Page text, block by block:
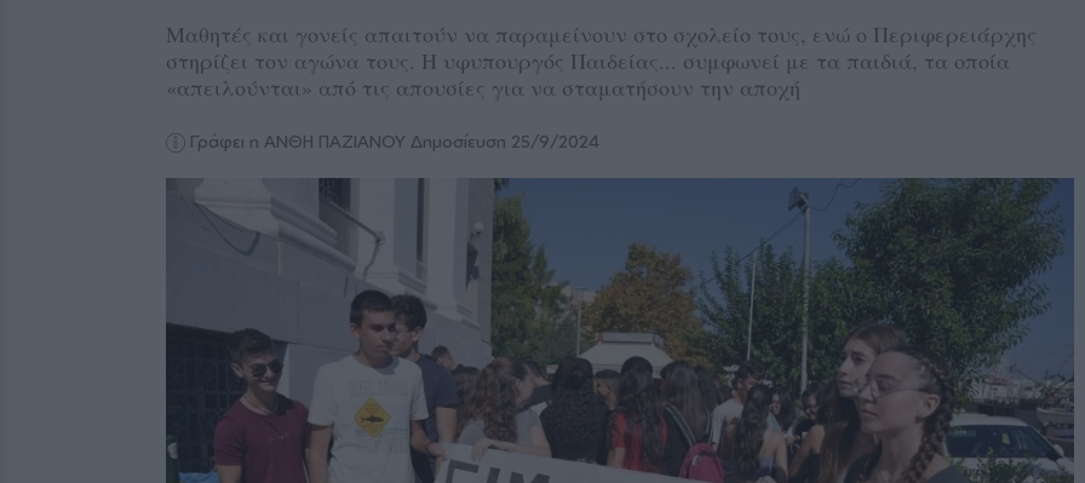
Μαθητές και γονείς απαιτούν να παραμείνουν στο σχολείο τους, ενώ ο Περιφερειάρχης
στηρίζει τον αγώνα τους. Η υφυπουργός Παιδείας... συμφωνεί με τα παιδιά, τα οποία
«απειλούνται» από τις απουσίες για να σταματήσουν την αποχή
Γράφει η ΑΝΘΗ ΠΑΖΙΑΝΟΥ Δημοσίευση 25/9/2024